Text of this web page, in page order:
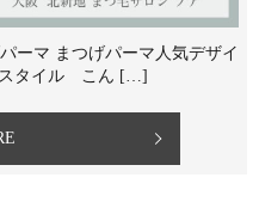
ーマ まつげパーマ人気デザイ
スタイル⁡ こん […]